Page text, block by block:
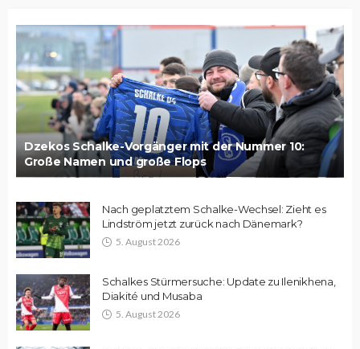
Dzekos Schalke-Vorgänger mit der Nummer 10:
Große Namen und große Flops
Nach geplatztem Schalke-Wechsel: Zieht es
Lindström jetzt zurück nach Dänemark?
5. August 2026
Schalkes Stürmersuche: Update zu Ilenikhena,
Diakité und Musaba
5. August 2026